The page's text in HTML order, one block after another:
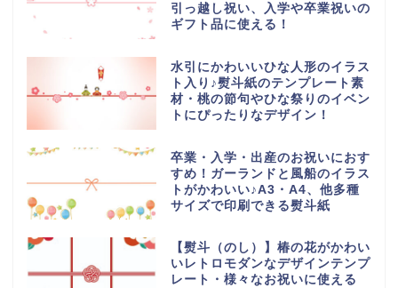
引っ越し祝い、入学や卒業祝いの
ギフト品に使える！
水引にかわいいひな人形のイラス
ト入り♪熨斗紙のテンプレート素
材・桃の節句やひな祭りのイベン
トにぴったりなデザイン！
卒業・入学・出産のお祝いにおす
すめ！ガーランドと風船のイラス
トがかわいい♪A3・A4、他多種
サイズで印刷できる熨斗紙
【熨斗（のし）】椿の花がかわい
いレトロモダンなデザインテンプ
レート・様々なお祝いに使える